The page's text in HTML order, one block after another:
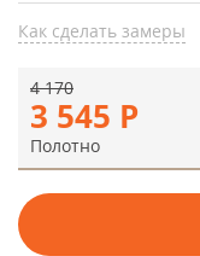
Как сделать замеры
3 545 Р
4 170
Полотно